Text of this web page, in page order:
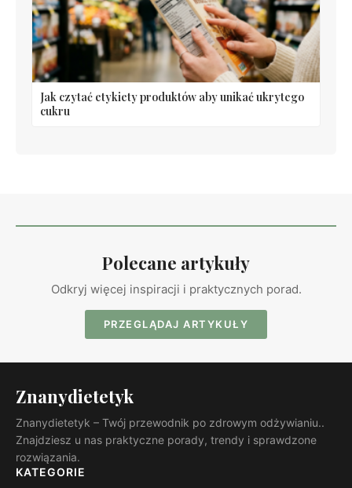
Jak czytać etykiety produktów aby unikać ukrytego
cukru
Polecane artykuły
Odkryj więcej inspiracji i praktycznych porad.
PRZEGLĄDAJ ARTYKUŁY
Znanydietetyk
Znanydietetyk – Twój przewodnik po zdrowym odżywianiu..
Znajdziesz u nas praktyczne porady, trendy i sprawdzone
rozwiązania.
KATEGORIE